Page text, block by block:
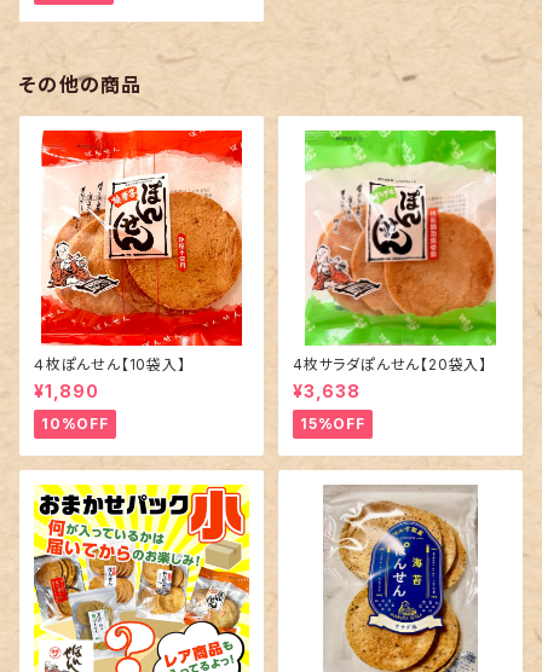
その他の商品
４枚ぽんせん【10袋入】
¥1,890
10%OFF
4枚サラダぽんせん【20袋入】
¥3,638
15%OFF